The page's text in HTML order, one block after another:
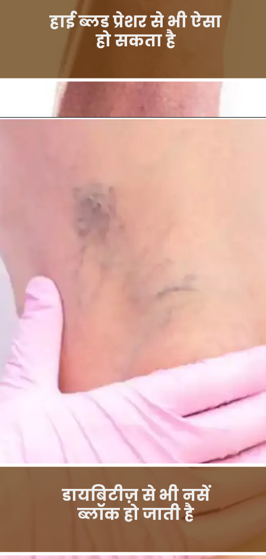
हाई ब्लड प्रेशर से भी ऐसा
हो सकता है
डायबिटीज़ से भी नसें
ब्लॉक हो जाती है